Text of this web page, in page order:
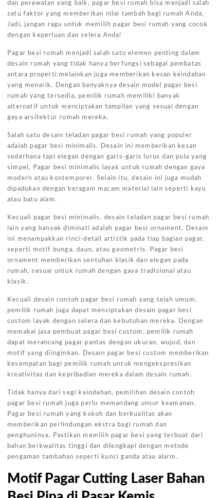
dan perawatan yang baik, pagar besi rumah bisa menjadi salah
satu faktor yang memberikan nilai tambah bagi rumah Anda.
Jadi, jangan ragu untuk memilih pagar besi rumah yang cocok
dengan keperluan dan selera Anda!
Pagar besi rumah menjadi salah satu elemen penting dalam
desain rumah yang tidak hanya berfungsi sebagai pembatas
antara properti melainkan juga memberikan kesan keindahan
yang menarik. Dengan banyaknya desain model pagar besi
rumah yang tersedia, pemilik rumah memiliki banyak
alternatif untuk menciptakan tampilan yang sesuai dengan
gaya arsitektur rumah mereka.
Salah satu desain teladan pagar besi rumah yang populer
adalah pagar besi minimalis. Desain ini memberikan kesan
sederhana tapi elegan dengan garis-garis lurus dan pola yang
simpel. Pagar besi minimalis layak untuk rumah dengan gaya
modern atau kontemporer. Selain itu, desain ini juga mudah
dipadukan dengan beragam macam material lain seperti kayu
atau batu alam.
Kecuali pagar besi minimalis, desain teladan pagar besi rumah
lain yang banyak diminati adalah pagar besi ornament. Desain
ini menampakkan rinci-detail artistik pada tiap bagian pagar,
seperti motif bunga, daun, atau geometris. Pagar besi
ornament memberikan sentuhan klasik dan elegan pada
rumah, sesuai untuk rumah dengan gaya tradisional atau
klasik.
Kecuali desain contoh pagar besi rumah yang telah umum,
pemilik rumah juga dapat menciptakan desain pagar besi
custom layak dengan selera dan kebutuhan mereka. Dengan
memakai jasa pembuat pagar besi custom, pemilik rumah
dapat merancang pagar pantas dengan ukuran, wujud, dan
motif yang diinginkan. Desain pagar besi custom memberikan
kesempatan bagi pemilik rumah untuk mengekspresikan
kreativitas dan kepribadian mereka dalam desain rumah.
Tidak hanya dari segi keindahan, pemilihan desain contoh
pagar besi rumah juga perlu memandang unsur keamanan.
Pagar besi rumah yang kokoh dan berkualitas akan
memberikan perlindungan ekstra bagi rumah dan
penghuninya. Pastikan memilih pagar besi yang terbuat dari
bahan berkwalitas tinggi dan dilengkapi dengan metode
pengaman tambahan seperti kunci ganda atau alarm.
Motif Pagar Cutting Laser Bahan